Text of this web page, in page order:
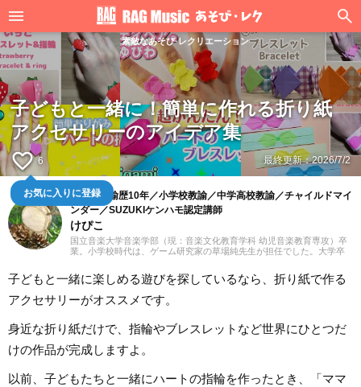
素敵なあそび·レクリエーション
子どもと一緒に！簡単に作れる折り紙
アクセサリーのアイデア集
favorite_border 6
お気に入りに登録
最終更新：2026/7/2
幼稚園教諭歴10年／小学校教諭／中学高校教諭／チャイルドマイ
ンダー／SUZUKIケンハモ認定講師
けぴこ
国立音楽大学音楽学部（現：音楽文化教育学科 幼児音楽教育専攻）卒
業。小学校時代は、ゲーム研究家の草場純先生が担任でした。大学卒
後、シンガポールのインターナショナルスクールで音楽教諭として赴
任。音楽教育だけでなく、日本文化や伝承遊び、レクリエーションな
ども伝える活動をおこない、多くの子供たちと関わってきました。そ
の後、小学館にてフリーランスライター、企画、編集の仕事を通して
で培った視点と編集者としての経験を活かし、インプットとアウトプ
ットを大切に音楽や子供に関わる分野を中心に実践に役立つ情報をお
届けします。趣味は楽器、歌、手作り、おもちゃ、お絵描き、伝承あ
そび、アウトドア、本、工作、クラフト。特技はコマ技。
子どもと一緒に楽しめる遊びを探しているなら、折り紙で作る
アクセサリーがオススメです。
身近な折り紙だけで、指輪やブレスレットなど世界にひとつだ
けの作品が完成しますよ。
以前、子どもたちと一緒にハートの指輪を作ったとき、「ママ